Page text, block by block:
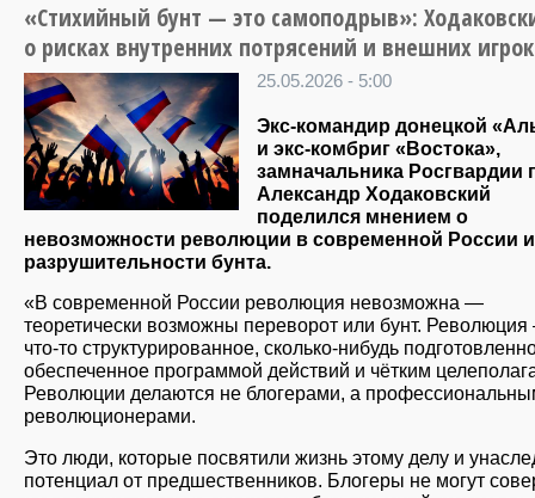
«Стихийный бунт — это самоподрыв»:
о рисках внутренних потрясений и внешних
25.05.2026 - 5:00
Экс-командир донецкой
и экс-комбриг «Востока»,
замначальника Росгвардии
Александр Ходаковский
поделился мнением о
невозможности революции в современной России и
разрушительности бунта.
«В современной России революция невозможна —
теоретически возможны переворот или бунт.
что-то структурированное, сколько-нибудь
обеспеченное программой действий и чётким
Революции делаются не блогерами, а
революционерами.
Это люди, которые посвятили жизнь этому делу и
потенциал от предшественников. Блогеры не могут